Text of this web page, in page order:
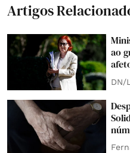
Artigos
ao
DN/